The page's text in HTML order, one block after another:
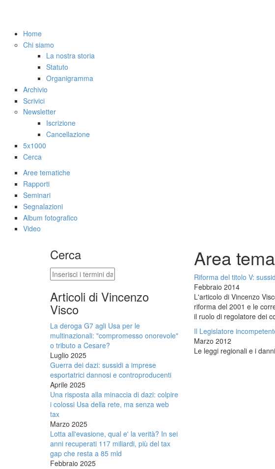
Home
Chi siamo
La nostra storia
Statuto
Organigramma
Archivio
Scrivici
Newsletter
Iscrizione
Cancellazione
5x1000
Cerca
Aree tematiche
Rapporti
Seminari
Segnalazioni
Album fotografico
Video
Area
Riforma del titolo V:
Febbraio 2014
L'articolo di Vincenzo
riforma del 2001 e le
il ruolo di regolatore dei
Il Legislatore
Marzo 2012
Le leggi regionali e i
Cerca
Cerca
Articoli di Vincenzo
Visco
La deroga G7 agli Usa per le
multinazionali: "compromesso onorevole"
o tributo a Cesare?
Luglio 2025
Guerra dei dazi: sussidi a imprese
esportatrici dannosi e controproducenti
Aprile 2025
Una risposta alla minaccia di dazi: colpire
i colossi Usa della rete, ma senza web
tax
Marzo 2025
Lotta all'evasione, qual e' la verità? In sei
anni recuperati 117 miliardi, più del tax
gap che resta a 85 mld
Febbraio 2025